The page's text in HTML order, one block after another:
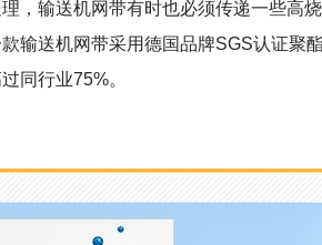
，输送机网带有时也必须传递一些高
输送机网带采用德国品牌SGS认证聚
同行业75%。